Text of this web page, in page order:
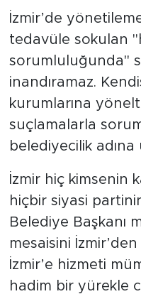
İzmir’de
tedavüle sokulan
sorumluluğunda"
inandıramaz.
kurumlarına
suçlamalarla
belediyecilik
İzmir hiç kimsenin
hiçbir siyasi
Belediye Başkanı
mesaisini
İzmir’e hizmeti
hadim bir yürekle